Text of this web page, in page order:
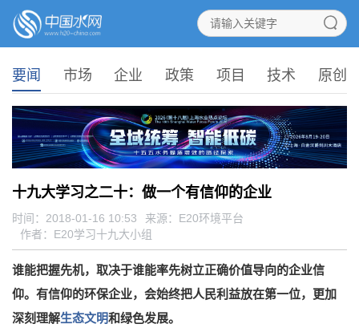
要闻 市场 企业 政策 项目 技术 原创
十九大学习之二十：做一个有信仰的企业
时间：2018-01-16 10:53 来源： E20环境平台
作者：E20学习十九大小组
谁能把握先机，取决于谁能率先树立正确价值导向的企业信
仰。有信仰的环保企业，会始终把人民利益放在第一位，更加
深刻理解生态文明和绿色发展。